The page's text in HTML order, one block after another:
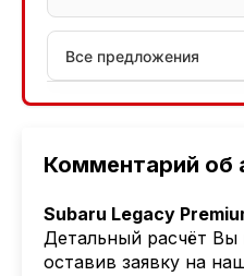
Комментарий об
Subaru Legacy
Детальный расчёт Вы
оставив заявку на
Все предложения
АСБ лизинг
Лизинг: BYN 17% | USD
Также доступен кредит